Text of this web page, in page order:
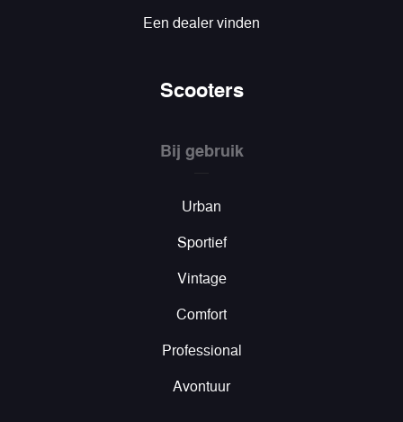
Een dealer vinden
Scooters
Bij gebruik
Urban
Sportief
Vintage
Comfort
Professional
Avontuur